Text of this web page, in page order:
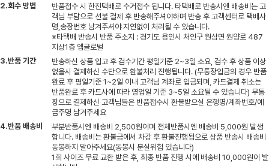
2.회수 방법
반품접수 시 한진택배로 수거접수 됩니다. 타택배로 반송시엔 배송비는 고
객님 부담으로 선불 결제 후 반송해주셔야하며 반송 후 고객센터로 택배사
명,송장번호 남겨주셔야 지연없이 처리될 수 있습니다.
※타택배 반송시 반품 주소지 : 경기도 용인시 처인구 원삼면 원양로 487
지상1층 엠글로벌
3.반품 기간
반송하신 상품 입고 후 검수기간 평일기준 2~3일 소요, 검수 후 상품 이상
없을시 결제하신 수단으로 환불처리 진행됩니다. (무통장입금의 경우 반품
완료 후 평일기준 1~2일 이내 고객님 계좌로 입금되며, 카드결제 취소는
반품완료 후 카드사에 따라 영업일 기준 3~5일 소요될 수 있습니다) 무통
장으로 결제하신 고객님들은 반품접수시 환불받으실 은행명/계좌번호/예
금주명 남겨주세요
4.반품 배송비
부분반품시엔 배송비 2,500원이며 전체반품시엔 배송비 5,000원 발생
합니다. 배송비는 환불금에서 차감 후 환불진행됨으로 상품 반송시 배송비
동봉하지 말아주세요(동봉시 분실위험 있습니다)
1회 사이즈 무료 교환 받은 후, 최종 반품 진행 시에 배송비 10,000원이 발